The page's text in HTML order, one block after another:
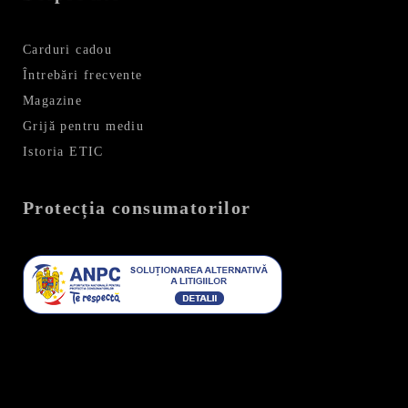
Carduri cadou
Întrebări frecvente
Magazine
Grijă pentru mediu
Istoria ETIC
Protecția consumatorilor